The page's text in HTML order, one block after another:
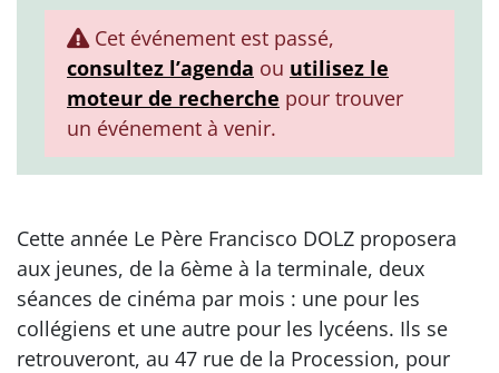
Cet événement est passé,
consultez l’agenda ou utilisez le
moteur de recherche pour trouver
un événement à venir.
Cette année Le Père Francisco DOLZ proposera
aux jeunes, de la 6ème à la terminale, deux
séances de cinéma par mois : une pour les
collégiens et une autre pour les lycéens. Ils se
retrouveront, au 47 rue de la Procession, pour